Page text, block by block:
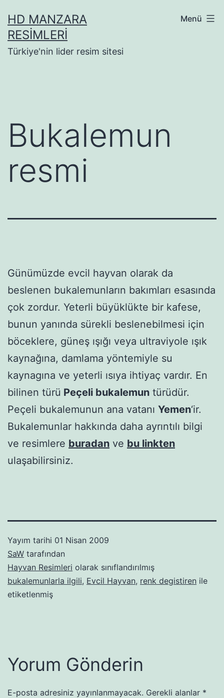
geçHD MANZARA
RESIMLERI
Türkiye'nin lider resim sitesi
Menü
Bukalemun
resmi
Günümüzde evcil hayvan olarak da
beslenen bukalemunların bakımları esasında
çok zordur. Yeterli büyüklükte bir kafese,
bunun yanında sürekli beslenebilmesi için
böceklere, güneş ışığı veya ultraviyole ışık
kaynağına, damlama yöntemiyle su
kaynagına ve yeterli ısıya ihtiyaç vardır. En
bilinen türü Peçeli bukalemun türüdür.
Peçeli bukalemunun ana vatanı Yemen‘ir.
Bukalemunlar hakkında daha ayrıntılı bilgi
ve resimlere buradan ve bu linkten
ulaşabilirsiniz.
Yayım tarihi 01 Nisan 2009
SaW tarafından
Hayvan Resimleri olarak sınıflandırılmış
bukalemunlarla ilgili, Evcil Hayvan, renk degistiren ile
etiketlenmiş
Yorum Gönderin
E-posta adresiniz yayınlanmayacak. Gerekli alanlar *